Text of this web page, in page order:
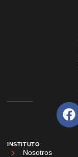
INSTITUTO
Nosotros